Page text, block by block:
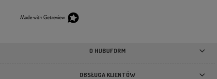
O HUBUFORM
OBSŁUGA KLIENTÓW